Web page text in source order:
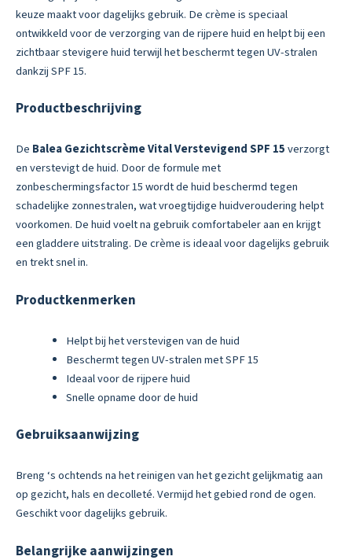
keuze maakt voor dagelijks gebruik. De crème is speciaal
ontwikkeld voor de verzorging van de rijpere huid en helpt bij een
zichtbaar stevigere huid terwijl het beschermt tegen UV-stralen
dankzij SPF 15.
Productbeschrijving
De Balea Gezichtscrème Vital Verstevigend SPF 15verzorgt
en verstevigt de huid. Door de formule met
zonbeschermingsfactor 15 wordt de huid beschermd tegen
schadelijke zonnestralen, wat vroegtijdige huidveroudering helpt
voorkomen. De huid voelt na gebruik comfortabeler aan en krijgt
een gladdere uitstraling. De crème is ideaal voor dagelijks gebruik
en trekt snel in.
Productkenmerken
Helpt bij het verstevigen van de huid
Beschermt tegen UV-stralen met SPF 15
Ideaal voor de rijpere huid
Snelle opname door de huid
Gebruiksaanwijzing
Breng ‘s ochtends na het reinigen van het gezicht gelijkmatig aan
op gezicht, hals en decolleté. Vermijd het gebied rond de ogen.
Geschikt voor dagelijks gebruik.
Belangrijke aanwijzingen